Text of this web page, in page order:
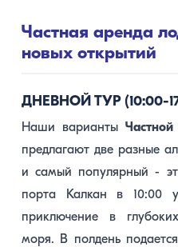
Частная аренда
новых открытий
ДНЕВНОЙ ТУР (10:00-
Наши варианты
предлагают две разные
и самый популярный -
порта Калкан в 10:00
приключение в
моря. В полдень